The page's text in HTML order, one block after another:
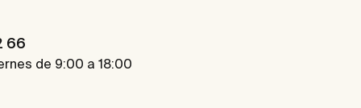
66
de 9:00 a 18:00